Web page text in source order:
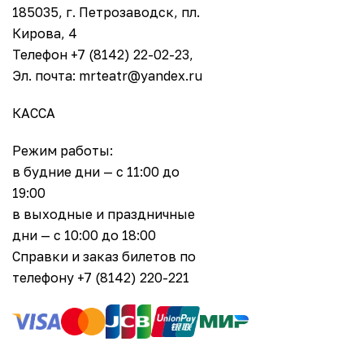
185035, г. Петрозаводск, пл.
Кирова, 4
Телефон +7 (8142) 22-02-23,
Эл. почта: mrteatr@yandex.ru
КАССА
Режим работы:
в будние дни — с 11:00 до
19:00
в выходные и праздничные
дни — с 10:00 до 18:00
Справки и заказ билетов по
телефону +7 (8142) 220-221